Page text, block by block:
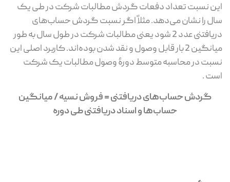
این نسبت تعداد دفعات گردش مطالبات شرکت در طی یک
سال را نشان می‌دهد. مثلاً اگر نسبت گردش حساب‌های
دریافتنی عدد 2 شود یعنی مطالبات شرکت در طول سال به طور
میانگین 2 بار قابل وصول و نقد شدن بوده‌اند. کاربرد اصلی این
نسبت در محاسبه متوسط دورهٔ وصول مطالبات یک شرکت
است .
گردش حساب‌های دریافتنی = فروش نسیه / میانگین
حساب‌ها و اسناد دریافتنی طی دوره